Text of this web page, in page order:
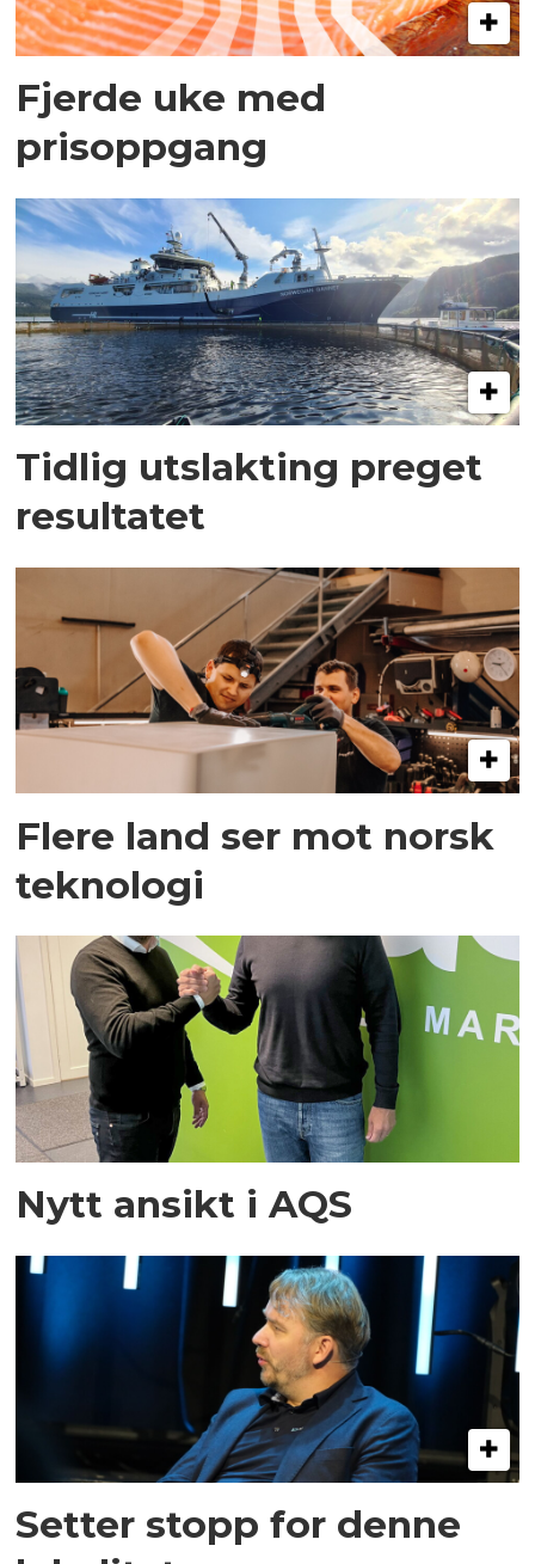
Fjerde uke med
prisoppgang
Tidlig utslakting preget
resultatet
Flere land ser mot norsk
teknologi
Nytt ansikt i AQS
Setter stopp for denne